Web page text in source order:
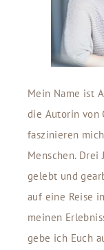
Mein Name ist
die Autorin von
faszinieren
Menschen. Drei
gelebt und
auf eine Reise
meinen
gebe ich Euch